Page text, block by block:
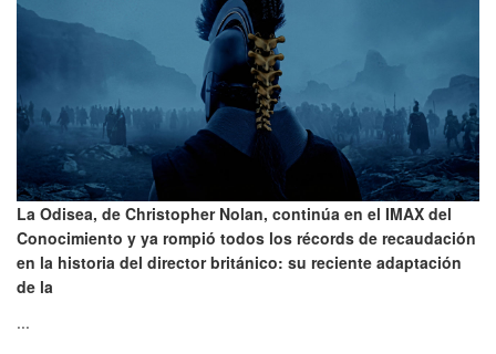
La Odisea, de Christopher Nolan, continúa en el IMAX del
Conocimiento y ya rompió todos los récords de recaudación
en la historia del director británico: su reciente adaptación
de la
...